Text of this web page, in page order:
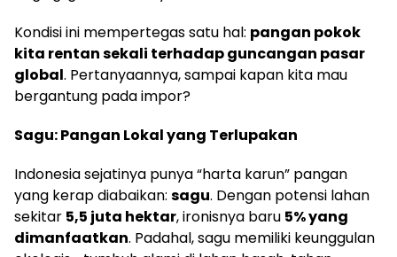
Kondisi ini mempertegas satu hal: pangan pokok
kita rentan sekali terhadap guncangan pasar
global. Pertanyaannya, sampai kapan kita mau
bergantung pada impor?
Sagu: Pangan Lokal yang Terlupakan
Indonesia sejatinya punya “harta karun” pangan
yang kerap diabaikan: sagu. Dengan potensi lahan
sekitar 5,5 juta hektar, ironisnya baru 5% yang
dimanfaatkan. Padahal, sagu memiliki keunggulan